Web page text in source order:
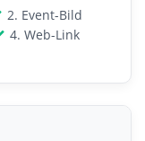
2. Event-Bild
4. Web-Link